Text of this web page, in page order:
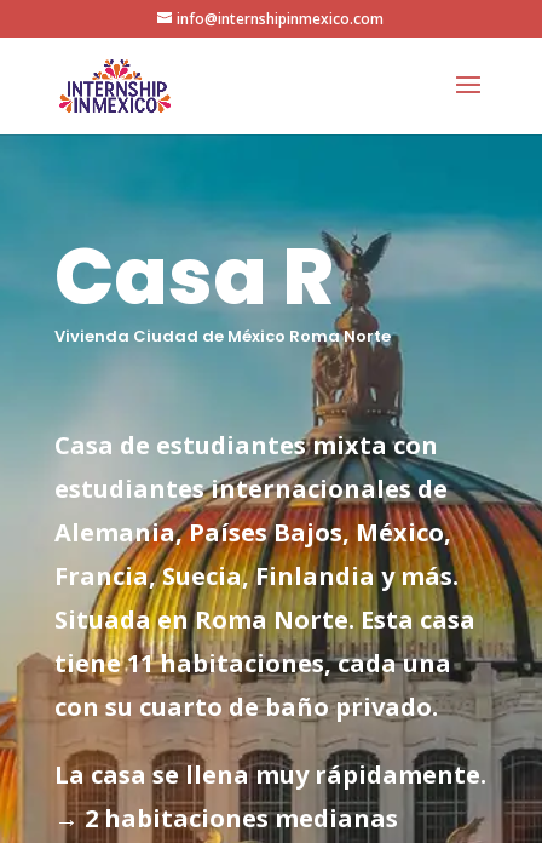
info@internshipinmexico.com
Casa R
Vivienda Ciudad de México Roma Norte
Casa de estudiantes mixta con
estudiantes internacionales de
Alemania, Países Bajos, México,
Francia, Suecia, Finlandia y más.
Situada en Roma Norte. Esta casa
tiene 11 habitaciones, cada una
con su cuarto de baño privado.
La casa se llena muy rápidamente.
→ 2 habitaciones medianas